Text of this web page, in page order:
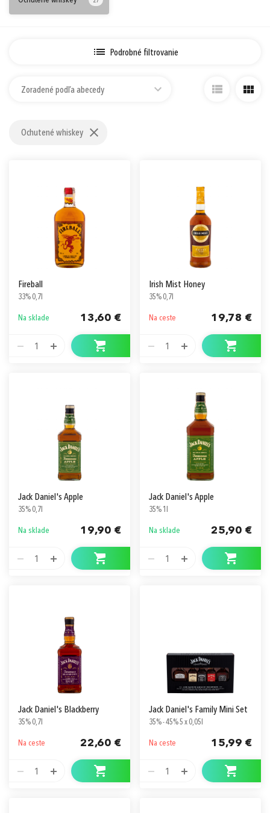
Podrobné filtrovanie
Zoradené podľa abecedy
Ochutené whiskey
Fireball
33% 0,7l
Na sklade 13,60 €
1
Irish Mist Honey
35% 0,7l
Na ceste 19,78 €
1
Jack Daniel's Apple
35% 0,7l
Na sklade 19,90 €
1
Jack Daniel's Apple
35% 1l
Na sklade 25,90 €
1
Jack Daniel's Blackberry
35% 0,7l
Na ceste 22,60 €
1
Jack Daniel's Family Mini Set
35% - 45% 5 x 0,05l
Na ceste 15,99 €
1